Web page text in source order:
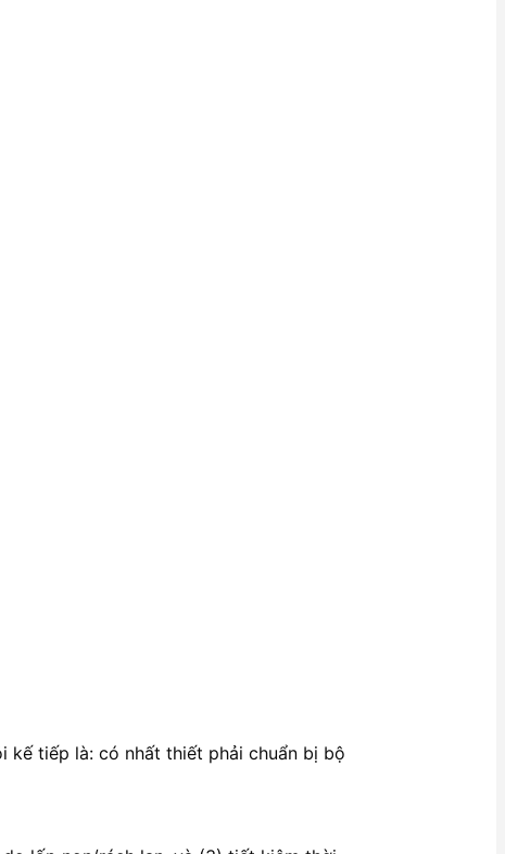
kế tiếp là: có nhất thiết phải chuẩn bị bộ